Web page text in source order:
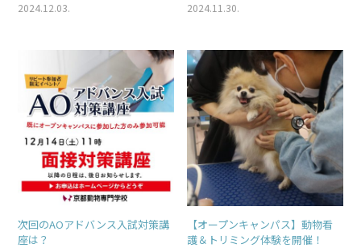
2024.12.03.
2024.11.30.
次回のAOアドバンス入試対策講
座は？
【オープンキャンパス】動物看
護＆トリミング体験を開催！